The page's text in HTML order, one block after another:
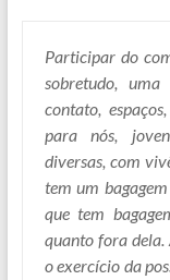
Participar do
sobretudo,
contato,
para nós,
diversas, com
tem um
que tem
quanto fora
o exercício da